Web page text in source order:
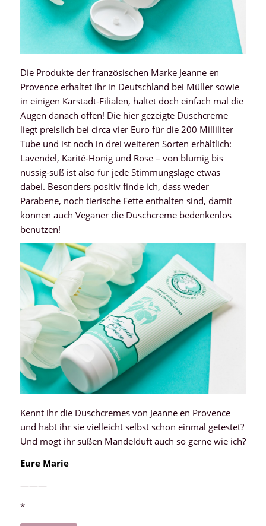
Die Produkte der französischen Marke Jeanne en
Provence erhaltet ihr in Deutschland bei Müller sowie
in einigen Karstadt-Filialen, haltet doch einfach mal die
Augen danach offen! Die hier gezeigte Duschcreme
liegt preislich bei circa vier Euro für die 200 Milliliter
Tube und ist noch in drei weiteren Sorten erhältlich:
Lavendel, Karité-Honig und Rose – von blumig bis
nussig-süß ist also für jede Stimmungslage etwas
dabei. Besonders positiv finde ich, dass weder
Parabene, noch tierische Fette enthalten sind, damit
können auch Veganer die Duschcreme bedenkenlos
benutzen!
Kennt ihr die Duschcremes von Jeanne en Provence
und habt ihr sie vielleicht selbst schon einmal getestet?
Und mögt ihr süßen Mandelduft auch so gerne wie ich?
Eure Marie
———
*